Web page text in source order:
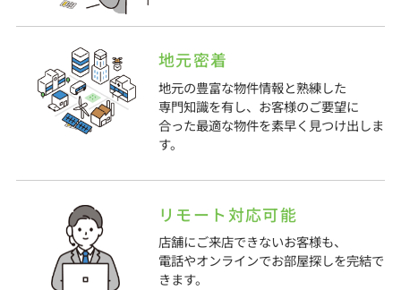
地元密着
地元の豊富な物件情報と熟練した
専門知識を有し、お客様のご要望に
合った最適な物件を素早く見つけ出しま
す。
リモート対応可能
店舗にご来店できないお客様も、
電話やオンラインでお部屋探しを完結で
きます。